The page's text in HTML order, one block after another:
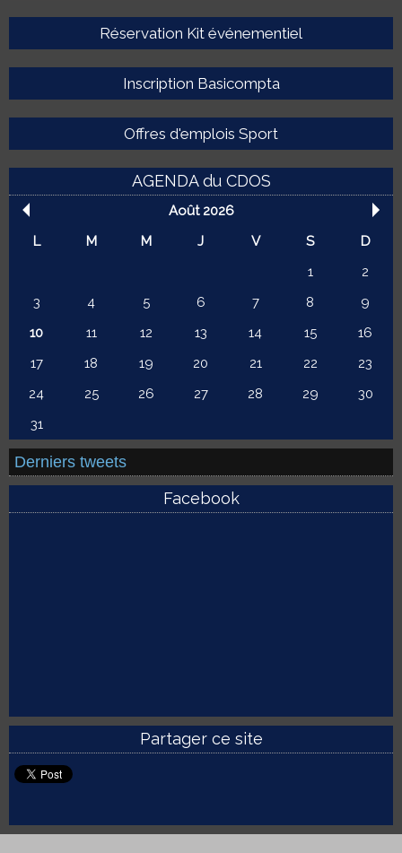
Réservation Kit événementiel
Inscription Basicompta
Offres d'emplois Sport
AGENDA du CDOS
Août 2026
L
M M J V S
D
1
2
3
4 5 6 7 8
9
10
11 12 13 14 15
16
17
18 19 20 21 22
23
24
25 26 27 28 29
30
31
Derniers tweets
Facebook
Partager ce site